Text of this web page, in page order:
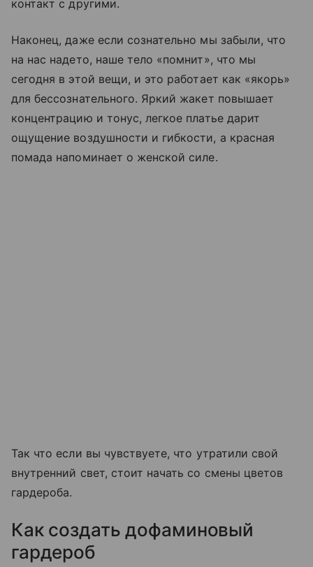
контакт с другими.
Наконец, даже если сознательно мы забыли, что
на нас надето, наше тело «помнит», что мы
сегодня в этой вещи, и это работает как «якорь»
для бессознательного. Яркий жакет повышает
концентрацию и тонус, легкое платье дарит
ощущение воздушности и гибкости, а красная
помада напоминает о женской силе.
Так что если вы чувствуете, что утратили свой
внутренний свет, стоит начать со смены цветов
гардероба.
Как создать дофаминовый
гардероб